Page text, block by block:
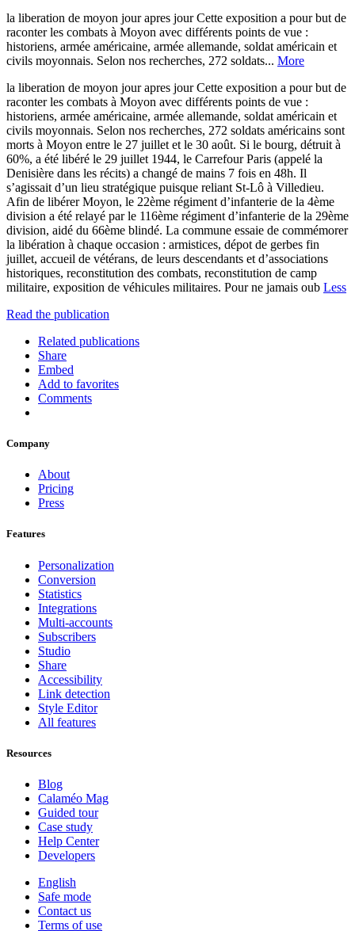
la liberation de moyon jour apres jour Cette exposition a pour but de
raconter les combats à Moyon avec différents points de vue :
historiens, armée américaine, armée allemande, soldat américain et
civils moyonnais. Selon nos recherches, 272 soldats... More
la liberation de moyon jour apres jour Cette exposition a pour but de
raconter les combats à Moyon avec différents points de vue :
historiens, armée américaine, armée allemande, soldat américain et
civils moyonnais. Selon nos recherches, 272 soldats américains sont
morts à Moyon entre le 27 juillet et le 30 août. Si le bourg, détruit à
60%, a été libéré le 29 juillet 1944, le Carrefour Paris (appelé la
Denisière dans les récits) a changé de mains 7 fois en 48h. Il
s’agissait d’un lieu stratégique puisque reliant St-Lô à Villedieu.
Afin de libérer Moyon, le 22ème régiment d’infanterie de la 4ème
division a été relayé par le 116ème régiment d’infanterie de la 29ème
division, aidé du 66ème blindé. La commune essaie de commémorer
la libération à chaque occasion : armistices, dépot de gerbes fin
juillet, accueil de vétérans, de leurs descendants et d’associations
historiques, reconstitution des combats, reconstitution de camp
militaire, exposition de véhicules militaires. Pour ne jamais oub Less
Read the publication
Related publications
Share
Embed
Add to favorites
Comments
Company
About
Pricing
Press
Features
Personalization
Conversion
Statistics
Integrations
Multi-accounts
Subscribers
Studio
Share
Accessibility
Link detection
Style Editor
All features
Resources
Blog
Calaméo Mag
Guided tour
Case study
Help Center
Developers
English
Safe mode
Contact us
Terms of use